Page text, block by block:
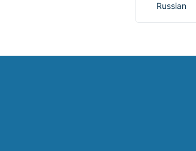
Russian